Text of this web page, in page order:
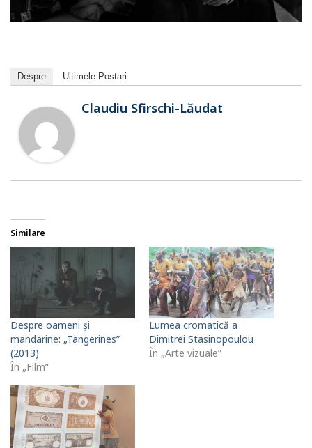
Despre Ultimele Postari
Claudiu Sfirschi-Lăudat
Similare
Despre oameni și
mandarine: „Tangerines”
(2013)
În „Film”
Lumea cromatică a
Dimitrei Stasinopoulou
În „Arte vizuale”